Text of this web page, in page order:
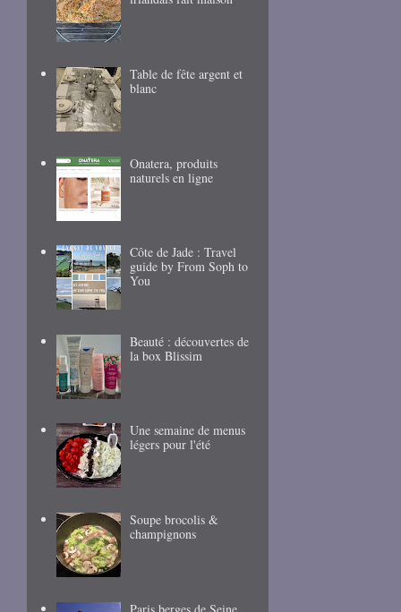
Table de fête argent et
blanc
Onatera, produits
naturels en ligne
Côte de Jade : Travel
guide by From Soph to
You
Beauté : découvertes de
la box Blissim
Une semaine de menus
légers pour l'été
Soupe brocolis &
champignons
Paris berges de Seine,